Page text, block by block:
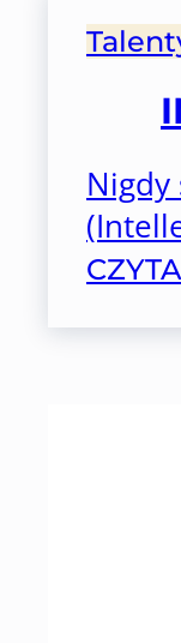
Nigdy